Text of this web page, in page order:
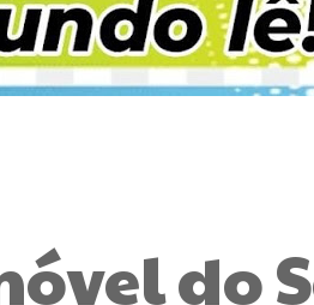
do